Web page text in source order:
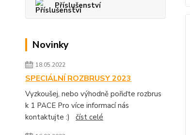
Příslušenství
Novinky
18.05.2022
SPECIÁLNÍ ROZBRUSY 2023
Vyzkoušej, nebo výhodně pořiďte rozbrus
k 1 PACE Pro více informací nás
kontaktujte :) číst celé